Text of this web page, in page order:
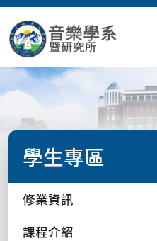
學生專區
修業資訊
課程介紹